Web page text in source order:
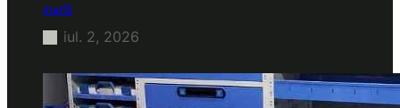
marfă
iul. 2, 2026